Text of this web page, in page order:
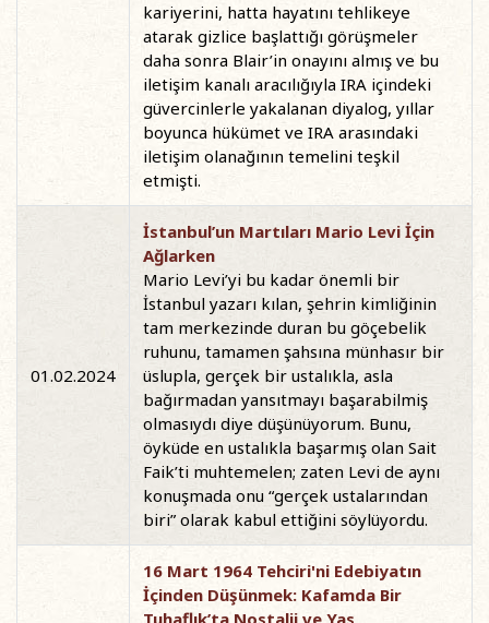
kariyerini, hatta hayatını tehlikeye
atarak gizlice başlattığı görüşmeler
daha sonra Blair’in onayını almış ve bu
iletişim kanalı aracılığıyla IRA içindeki
güvercinlerle yakalanan diyalog, yıllar
boyunca hükümet ve IRA arasındaki
iletişim olanağının temelini teşkil
etmişti.
01.02.2024
İstanbul’un Martıları Mario Levi İçin
Ağlarken
Mario Levi’yi bu kadar önemli bir
İstanbul yazarı kılan, şehrin kimliğinin
tam merkezinde duran bu göçebelik
ruhunu, tamamen şahsına münhasır bir
üslupla, gerçek bir ustalıkla, asla
bağırmadan yansıtmayı başarabilmiş
olmasıydı diye düşünüyorum. Bunu,
öyküde en ustalıkla başarmış olan Sait
Faik’ti muhtemelen; zaten Levi de aynı
konuşmada onu “gerçek ustalarından
biri” olarak kabul ettiğini söylüyordu.
16 Mart 1964 Tehciri'ni Edebiyatın
İçinden Düşünmek: Kafamda Bir
Tuhaflık’ta Nostalji ve Yas